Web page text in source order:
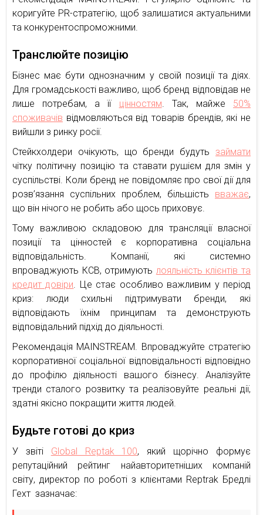
коригуйте PR-стратегію, щоб залишатися актуальними
та конкурентоспроможними.
Транслюйте позицію
Бізнес має бути однозначним у своїй позиції та діях.
Для громадськості важливо, щоб бренд відповідав не
лише потребам, а її цінностям. Так, майже 50%
споживачів відмовляються від товарів брендів, які не
вийшли з ринку росії.
Стейкхолдери очікують, що бренди будуть займати
чітку політичну позицію та ставати рушієм для змін у
суспільстві. Коли бренд не повідомляє про свої дії для
розв’язання суспільних проблем, більшість вважає,
що він нічого не робить або щось приховує.
Тому важливою складовою для трансляції власної
позиції та цінностей є корпоративна соціальна
відповідальність. Компанії, які системно
впроваджують КСВ, отримують лояльність клієнтів та
кредит довіри. Це стає особливо важливим у період
криз: люди схильні підтримувати бренди, які
відповідають їхнім принципам та демонструють
відповідальний підхід до діяльності.
Рекомендація MAINSTREAM. Впроваджуйте стратегію
корпоративної соціальної відповідальності відповідно
до профілю діяльності вашого бізнесу. Аналізуйте
тренди сталого розвитку та реалізовуйте реальні дії,
здатні якісно покращити життя людей.
Будьте готові до криз
У звіті Global Reptak 100, який щорічно формує
репутаційний рейтинг найавторитетніших компаній
світу, директор по роботі з клієнтами Reptrak Бредлі
Гехт зазначає: